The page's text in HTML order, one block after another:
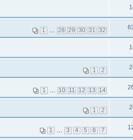
1 … 28 29 30 31 32
1 2
1 … 10 11 12 13 14
1 2
1 … 3 4 5 6 7